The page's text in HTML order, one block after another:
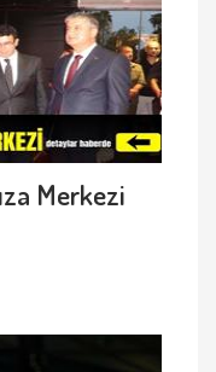
Merkezi